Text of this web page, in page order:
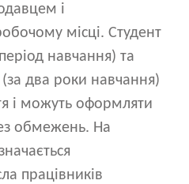
і
місці. Студент
навчання) та
два роки навчання)
і можуть оформляти
обмежень. На
працівників